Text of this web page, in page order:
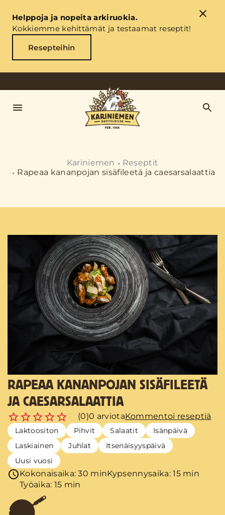
Helppoja ja nopeita arkiruokia.
Kokkiemme kehittämät ja testaamat reseptit!
Resepteihin
Kariniemen
Reseptit
Rapeaa kananpojan sisäfileetä ja caesarsalaattia
RAPEAA KANANPOJAN SISÄFILEETÄ
JA CAESARSALAATTIA
(0)0 arviotaKommentoi reseptiä
Laktoositon Pihvit Salaatit
Isänpäivä
Laskiainen
Juhlat
Itsenäisyyspäivä
Uusi vuosi
Kokonaisaika: 30 minKypsennysaika: 15 min
Työaika: 15 min